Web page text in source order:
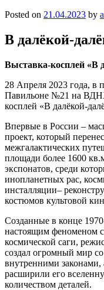
Posted on 21.04.2023 by
В далёкой-
Выставка-косплей «В
28 Апреля 2023 года, в
Павильоне №21 на ВДНХ
косплей «В далёкой-
Впервые в России –
проект, который
межгалактических
площади более 1600
экспонатов, среди
инопланетных рас,
инсталляции–
костюмов культовой
Созданные в конце
настоящим феноменом
космической саги,
создал огромный мир
внутренними
расширили его
количеством деталей.